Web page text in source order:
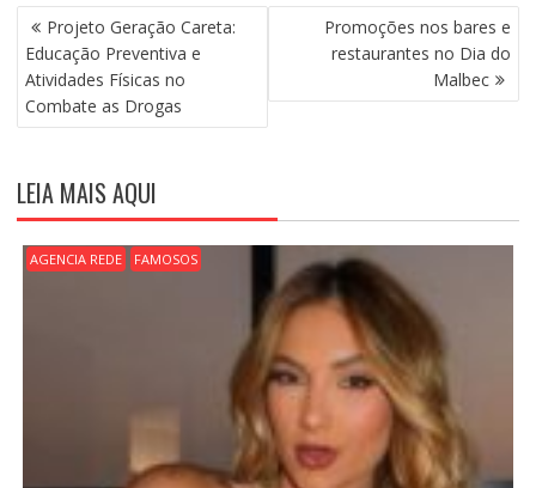
N
A
V
E
G
Ç
Ã
O
D
Projeto Geração Careta:
Educação Preventiva e
Atividades Físicas no
Combate as Drogas
Promoções nos bares e
restaurantes no Dia do
Malbec
LEIA MAIS AQUI
AGENCIA REDE FAMOSOS